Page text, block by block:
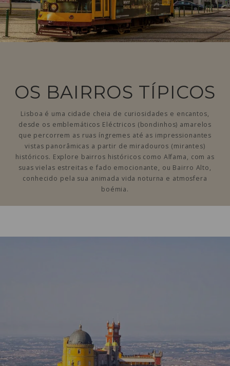
OS BAIRROS TÍPICOS
Lisboa é uma cidade cheia de curiosidades e encantos,
desde os emblemáticos Eléctricos (bondinhos) amarelos
que percorrem as ruas íngremes até as impressionantes
vistas panorâmicas a partir de miradouros (mirantes)
históricos. Explore bairros históricos como Alfama, com as
suas vielas estreitas e fado emocionante, ou Bairro Alto,
conhecido pela sua animada vida noturna e atmosfera
boémia.